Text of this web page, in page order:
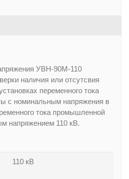
УВН-90М-110
наличия или отсутсвия
переменного тока
с номинальным напряжения в
тока промышленной
напряжением 110 кВ.
110 кВ